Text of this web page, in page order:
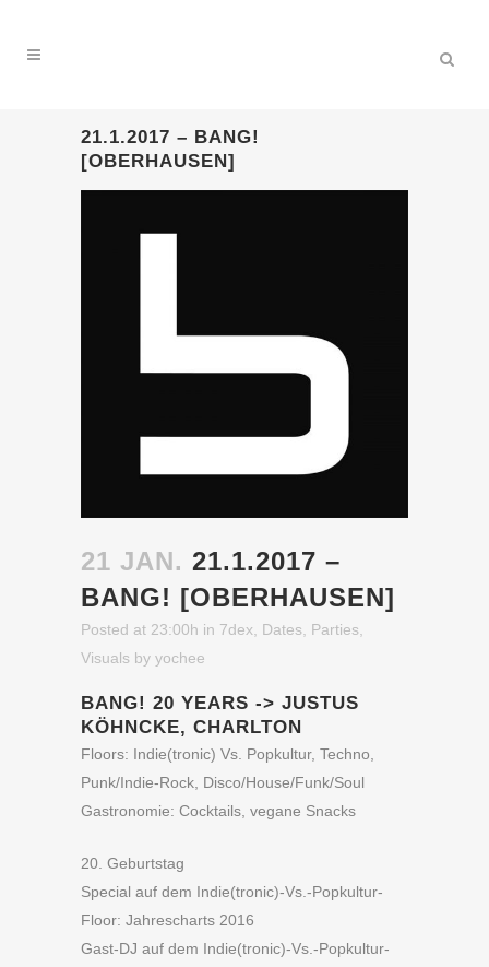
21.1.2017 – BANG!
[OBERHAUSEN]
21 JAN. 21.1.2017 –
BANG! [OBERHAUSEN]
Posted at 23:00h in 7dex Dates Parties
Visuals by yochee
BANG! 20 YEARS -> JUSTUS
KÖHNCKE, CHARLTON
Floors: Indie(tronic) Vs. Popkultur, Techno,
Punk/Indie-Rock, Disco/House/Funk/Soul
Gastronomie: Cocktails, vegane Snacks
20. Geburtstag
Special auf dem Indie(tronic)-Vs.-Popkultur-
Floor: Jahrescharts 2016
Gast-DJ auf dem Indie(tronic)-Vs.-Popkultur-